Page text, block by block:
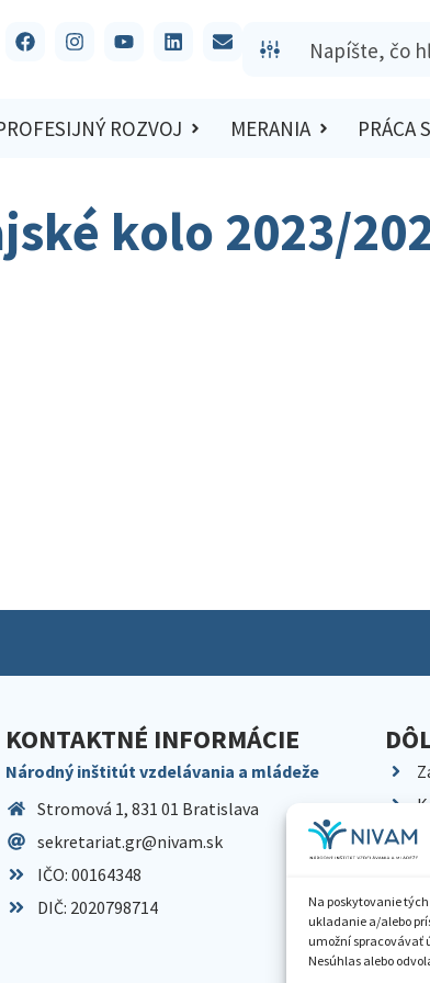
Na poskytovanie
ukladanie a/alebo
umožní spracovávať
Nesúhlas alebo
ROZVOJ MERANIA PRÁCA
kolo 2023/
KONTAKTNÉ INFORMÁCIE
Národný inštitút vzdelávania a mládeže
Stromová 1, 831 01 Bratislava
sekretariat.gr@nivam.sk
IČO: 00164348
DIČ: 2020798714